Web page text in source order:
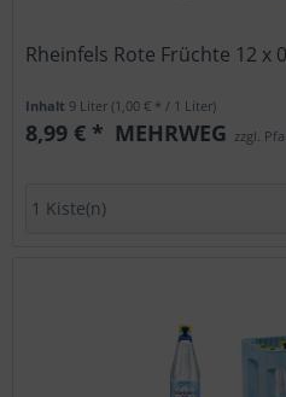
Rheinfels Rote Früchte 12 x
Inhalt 9 Liter(1,00 € * / 1 Liter)
8,99 € * MEHRWEG zzgl.